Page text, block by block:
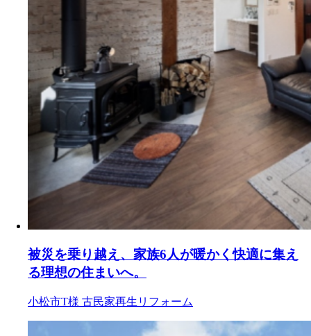
被災を乗り越え、家族6人が暖かく快適に集え
る理想の住まいへ。
小松市T様 古民家再生リフォーム